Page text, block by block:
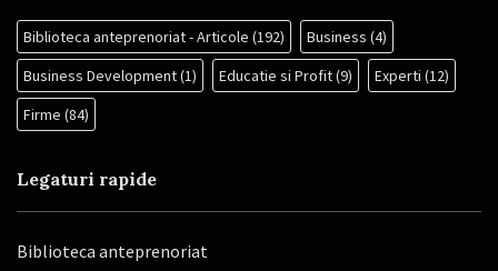
Biblioteca anteprenoriat - Articole (192) Business (4)
Business Development(1) Educatie si Profit(9) Experti (12)
Firme (84)
Legaturi rapide
Biblioteca anteprenoriat